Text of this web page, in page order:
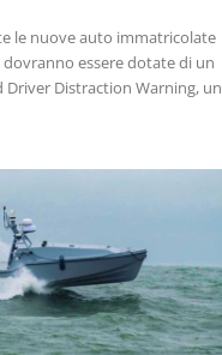
le nuove auto immatricolate
dovranno essere dotate di un
Driver Distraction Warning, un